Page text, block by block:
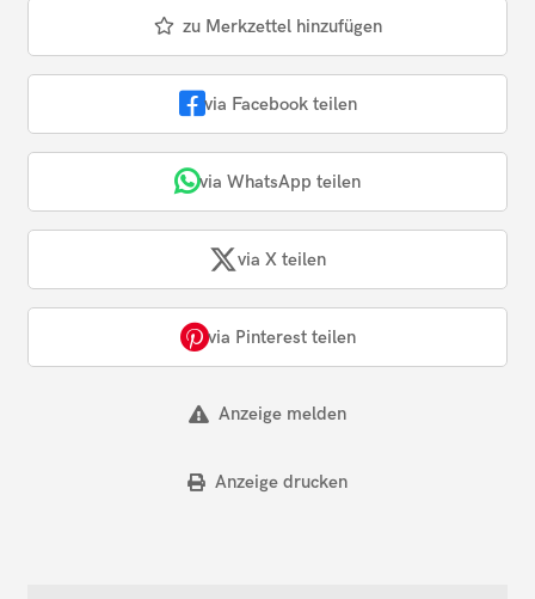
zu Merkzettel hinzufügen
via Facebook teilen
via WhatsApp teilen
via X teilen
via Pinterest teilen
Anzeige melden
Anzeige drucken